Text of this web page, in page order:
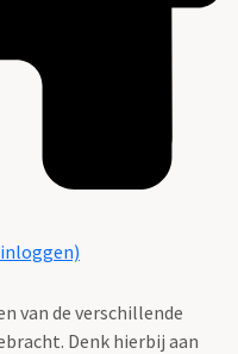
van de verschillende
Denk hierbij aan